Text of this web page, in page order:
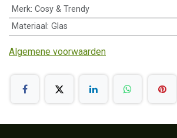
Merk: Cosy & Trendy
Materiaal : Glas
Algemene voorwaarden